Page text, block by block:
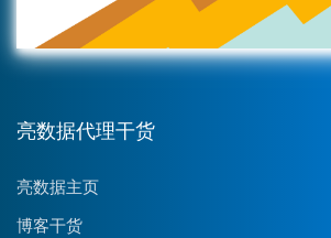
亮数据代理干货
亮数据主页
博客干货